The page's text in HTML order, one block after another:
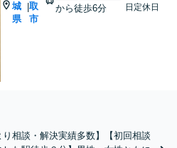
城
県
|取
市
から徒歩6分
日定休日
り相談・解決実績多数】【初回相談